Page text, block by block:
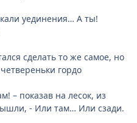
уединения… А ты!
сделать то же самое, но
гордо
– показав на лесок, из
- Или там… Или сзади.